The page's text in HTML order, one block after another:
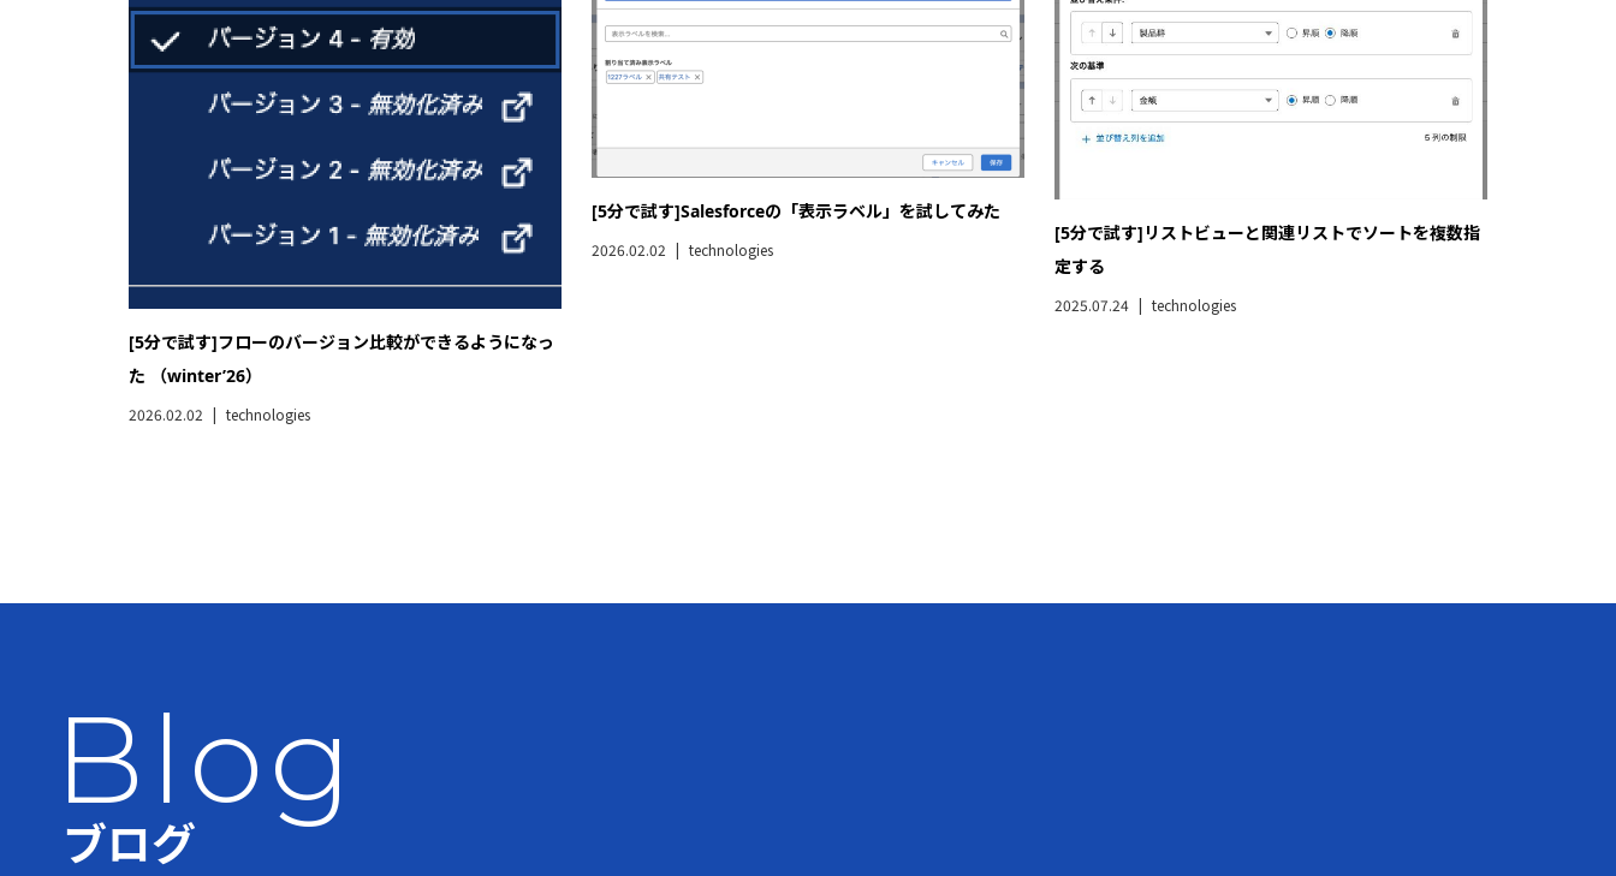
[5分で試す]フローのバージョン比較ができるようになっ
た （winter’26）
2026.02.02 technologies
[5分で試す]Salesforceの「表示ラベル」を試してみた
2026.02.02 technologies
[5分で試す]リストビューと関連リストでソートを複数指
定する
2025.07.24 technologies
Blog
ブログ